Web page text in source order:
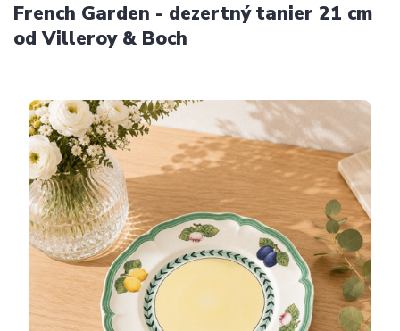
French Garden - dezertný tanier 21 cm
od Villeroy & Boch